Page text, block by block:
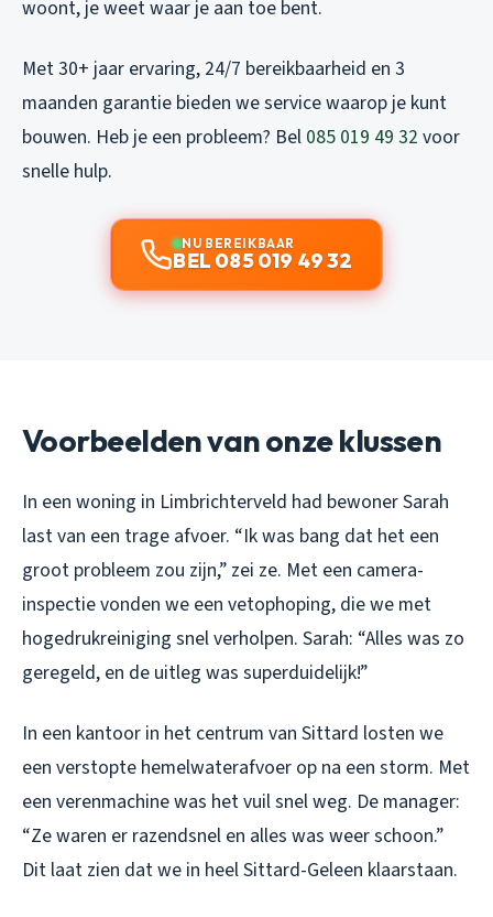
woont, je weet waar je aan toe bent.
Met 30+ jaar ervaring, 24/7 bereikbaarheid en 3
maanden garantie bieden we service waarop je kunt
bouwen. Heb je een probleem? Bel 085 019 49 32 voor
snelle hulp.
NU BEREIKBAAR
BEL 085 019 49 32
Voorbeelden van onze klussen
In een woning in Limbrichterveld had bewoner Sarah
last van een trage afvoer. “Ik was bang dat het een
groot probleem zou zijn,” zei ze. Met een camera-
inspectie vonden we een vetophoping, die we met
hogedrukreiniging snel verholpen. Sarah: “Alles was zo
geregeld, en de uitleg was superduidelijk!”
In een kantoor in het centrum van Sittard losten we
een verstopte hemelwaterafvoer op na een storm. Met
een verenmachine was het vuil snel weg. De manager:
“Ze waren er razendsnel en alles was weer schoon.”
Dit laat zien dat we in heel Sittard-Geleen klaarstaan.